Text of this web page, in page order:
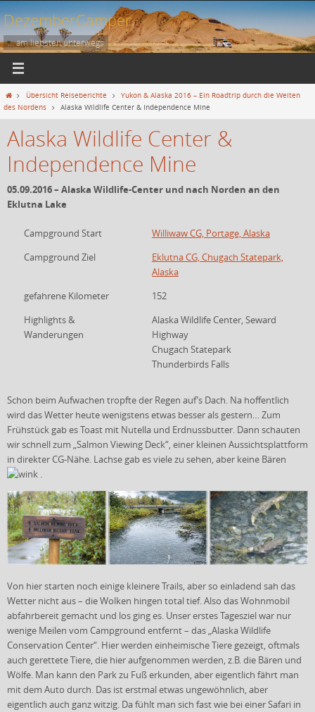
Zum
Inhalt
springen
DezemberCamper
... am liebsten unterwegs
StartÜbersicht Reiseberichte
Yukon & Alaska 2016 – Ein Roadtrip durch die Weiten
des Nordens
Alaska Wildlife Center & Independence Mine
Alaska Wildlife Center &
Independence Mine
05.09.2016 – Alaska Wildlife-Center und nach Norden an den
Eklutna Lake
Campground Start
Williwaw CG, Portage, Alaska
Campground Ziel
Eklutna CG, Chugach Statepark,
Alaska
gefahrene Kilometer
152
Highlights &
Wanderungen
Alaska Wildlife Center, Seward
Highway
Chugach Statepark
Thunderbirds Falls
Schon beim Aufwachen tropfte der Regen auf’s Dach. Na hoffentlich
wird das Wetter heute wenigstens etwas besser als gestern… Zum
Frühstück gab es Toast mit Nutella und Erdnussbutter. Dann schauten
wir schnell zum „Salmon Viewing Deck“, einer kleinen Aussichtsplattform
in direkter CG-Nähe. Lachse gab es viele zu sehen, aber keine Bären
.
Von hier starten noch einige kleinere Trails, aber so einladend sah das
Wetter nicht aus – die Wolken hingen total tief. Also das Wohnmobil
abfahrbereit gemacht und los ging es. Unser erstes Tagesziel war nur
wenige Meilen vom Campground entfernt – das „Alaska Wildlife
Conservation Center“. Hier werden einheimische Tiere gezeigt, oftmals
auch gerettete Tiere, die hier aufgenommen werden, z.B. die Bären und
Wölfe. Man kann den Park zu Fuß erkunden, aber eigentlich fährt man
mit dem Auto durch. Das ist erstmal etwas ungewöhnlich, aber
eigentlich auch ganz witzig. Da fühlt man sich fast wie bei einer Safari in